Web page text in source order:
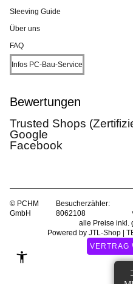
Sleeving Guide
Über uns
FAQ
Infos PC-Bau-Service
Bewertungen
Trusted Shops
Google
Facebook
© PCHM
GmbH
Besucherzähler:
8062108
alle Preise inkl.
Powered by JTL-Shop
VERTRAG